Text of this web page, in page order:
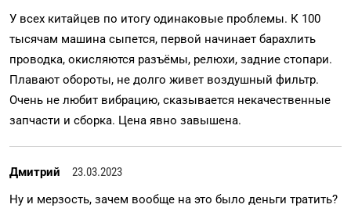
У всех китайцев по итогу одинаковые проблемы. К 100
тысячам машина сыпется, первой начинает барахлить
проводка, окисляются разъёмы, релюхи, задние стопари.
Плавают обороты, не долго живет воздушный фильтр.
Очень не любит вибрацию, сказывается некачественные
запчасти и сборка. Цена явно завышена.
Дмитрий
23.03.2023
Ну и мерзость, зачем вообще на это было деньги тратить?